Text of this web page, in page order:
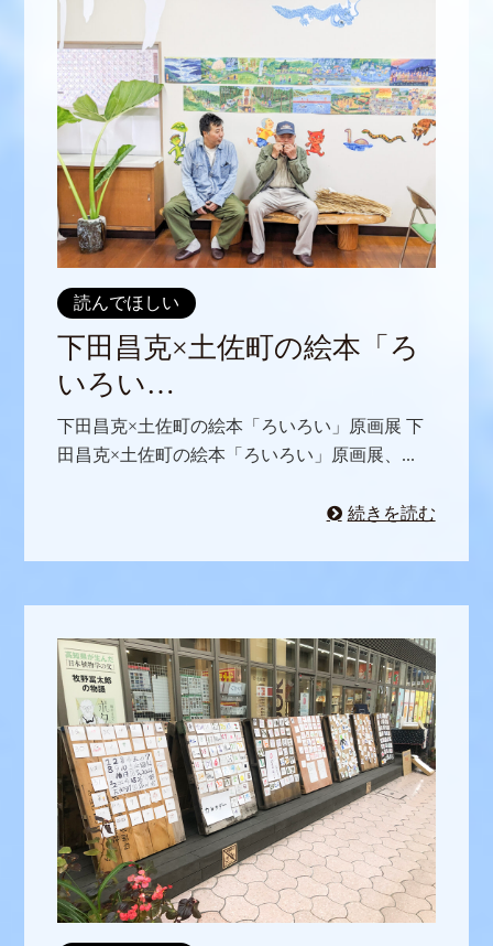
読んでほしい
下田昌克×土佐町の絵本「ろ
いろい…
下田昌克×土佐町の絵本「ろいろい」原画展 下
田昌克×土佐町の絵本「ろいろい」原画展、...
続きを読む